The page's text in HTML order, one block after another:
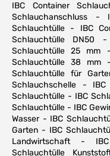
IBC Container
Schlauchanschluss -
Schlauchtülle - IBC
Schlauchtülle DN50
Schlauchtülle 25 mm
Schlauchtülle 38 mm
Schlauchtülle für
Schlauchschelle -
Schlauchtülle - IBC
Schlauchtülle - IBC
Wasser - IBC
Garten - IBC
Landwirtschaft -
Schlauchtülle